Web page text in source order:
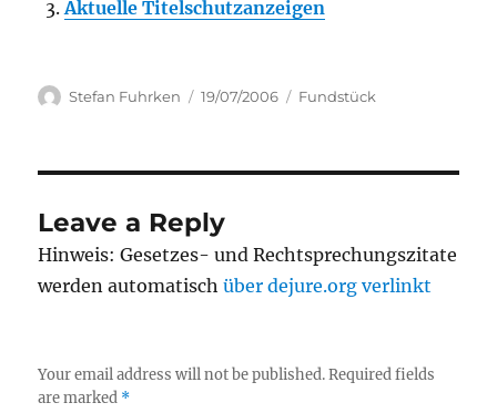
Aktuelle Titelschutzanzeigen
Author
Stefan Fuhrken
Posted
19/07/2006 Categories
Fundstück
Leave a Reply
Hinweis: Gesetzes- und Rechtsprechungszitate
werden automatischüber dejure.org verlinkt
Your email address will not be published. Required fields
are marked *